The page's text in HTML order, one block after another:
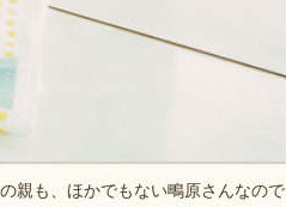
親も、ほかでもない鴫原さんなので